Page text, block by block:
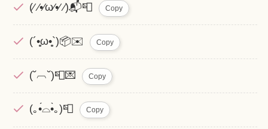
(⁄ ⁄•⁄ω⁄•⁄ ⁄)📬📮 Copy
(´•̥̥̥ω•̥̥̥`)📦✉️ Copy
(˘︹˘)📮💌 Copy
(｡•́⌓•̀｡)📮 Copy